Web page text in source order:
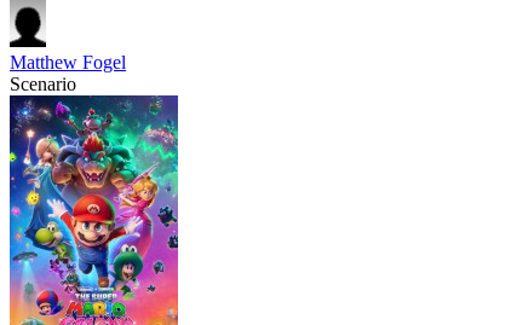
Matthew Fogel
Scenario